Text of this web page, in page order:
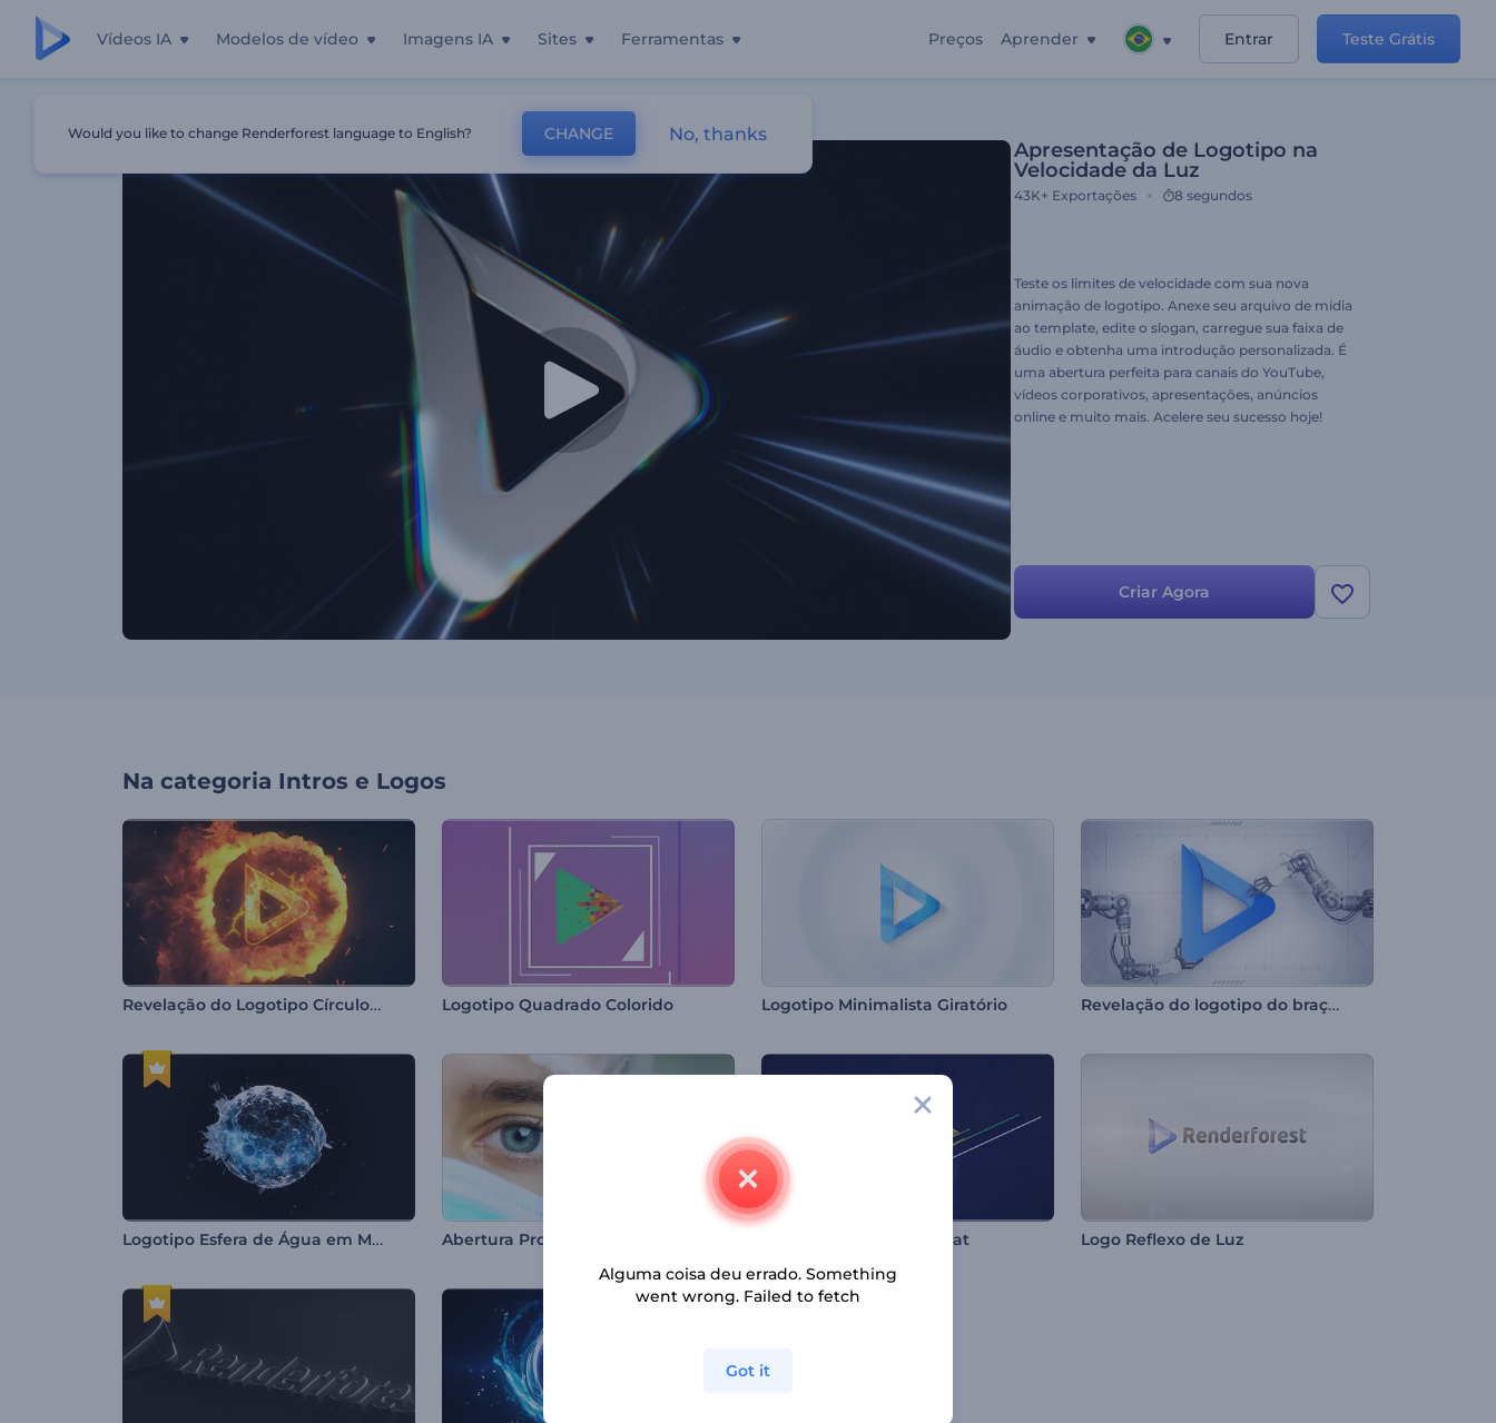
Vídeos IA Modelos de vídeo Imagens IA Sites Ferramentas Preços Aprender Entrar Teste Grátis
Apresentação De Logotipo Na Velocidade Da Luz
Apresentação de Logotipo na
Velocidade da Luz
43K+ Exportações 8 segundos
Teste os limites de velocidade com sua nova
animação de logotipo. Anexe seu arquivo de mídia
ao template, edite o slogan, carregue sua faixa de
áudio e obtenha uma introdução personalizada. É
uma abertura perfeita para canais do YouTube,
vídeos corporativos, apresentações, anúncios
online e muito mais. Acelere seu sucesso hoje!
Criar Agora
Na categoria Intros e Logos
Revelação do Logotipo Círculo Flamejante Logotipo Quadrado Colorido Logotipo Minimalista Giratório Revelação do logotipo do braço robótico
Logotipo Esfera de Água em Movimento Abertura Promoção Médica Logotipo Geométrico Flat Logo Reflexo de Luz
Would you like to change Renderforest language to English? CHANGE No, thanks
Alguma coisa deu errado. Something
went wrong. Failed to fetch
Got it